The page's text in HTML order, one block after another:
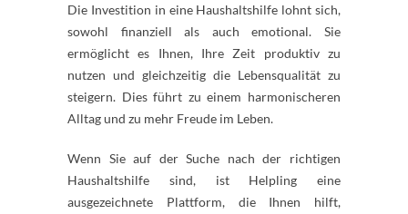
Die Investition in eine Haushaltshilfe lohnt sich,
sowohl finanziell als auch emotional. Sie
ermöglicht es Ihnen, Ihre Zeit produktiv zu
nutzen und gleichzeitig die Lebensqualität zu
steigern. Dies führt zu einem harmonischeren
Alltag und zu mehr Freude im Leben.
Wenn Sie auf der Suche nach der richtigen
Haushaltshilfe sind, ist Helpling eine
ausgezeichnete Plattform, die Ihnen hilft,